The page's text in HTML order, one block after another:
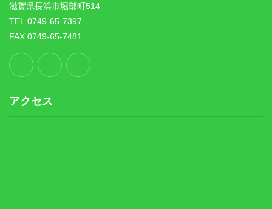
滋賀県長浜市堀部町514
TEL.0749-65-7397
FAX.0749-65-7481
アクセス